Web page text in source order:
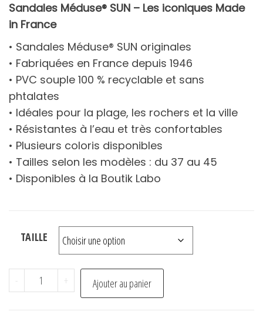
Sandales Méduse® SUN – Les iconiques Made
in France
• Sandales Méduse® SUN originales
• Fabriquées en France depuis 1946
• PVC souple 100 % recyclable et sans
phtalates
• Idéales pour la plage, les rochers et la ville
• Résistantes à l’eau et très confortables
• Plusieurs coloris disponibles
• Tailles selon les modèles : du 37 au 45
• Disponibles à la Boutik Labo
TAILLE
-
quantité
de
+ Ajouter au panier